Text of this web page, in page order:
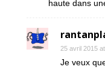
haute dans
25 avril 2015
Je veux